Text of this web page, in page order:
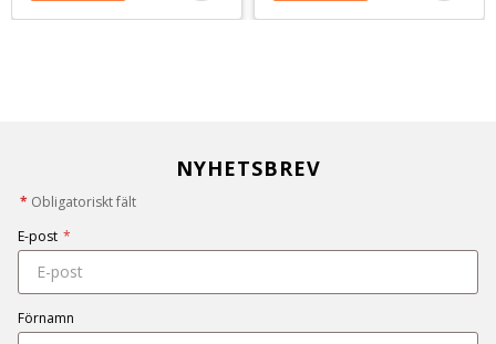
NYHETSBREV
* Obligatoriskt fält
E-post *
Förnamn